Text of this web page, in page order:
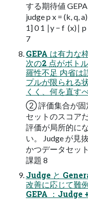
する期待値
judge p x = (k, q,
1] 0 1 ∣y − f ​ (x)∣
7
GEPA は有力な
次の2 点がボト
羅性不足 内省は
プルが限られる
くく、何を直す
② 評価集合が固
セットのスコア
評価が局所的に
い。 Judge が見
かつデータセッ
課題 8
Judge と
改善に応じて難
GEPA ：Judge